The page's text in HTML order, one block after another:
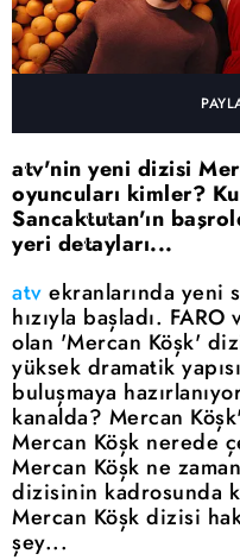
atv'nin yeni dizisi
oyuncuları kimler?
Sancaktutan'ın
yeri detayları...
atv ekranlarında yeni
hızıyla başladı.
olan 'Mercan Köşk'
yüksek dramatik
buluşmaya
kanalda? Mercan
Mercan Köşk nerede
Mercan Köşk ne
dizisinin kadrosunda
Mercan Köşk dizisi
şey...